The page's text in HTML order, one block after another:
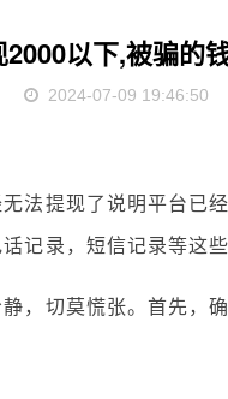
以下,被骗的
2024-07-09 19:46:50
法提现了说明平台已
记录，短信记录等这
，切莫慌张。首先，